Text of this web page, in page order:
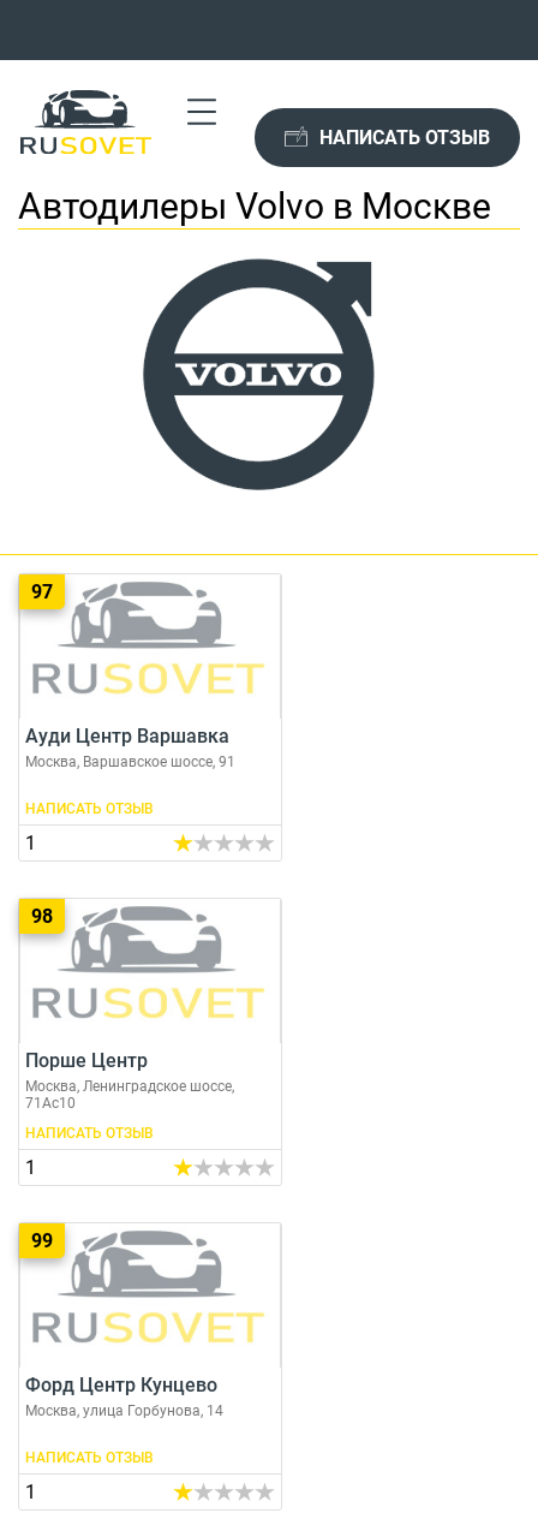
НАПИСАТЬ ОТЗЫВ
Автодилеры Volvo в Москве
97
Ауди Центр Варшавка
Москва, Варшавское шоссе, 91
НАПИСАТЬ ОТЗЫВ
1
98
Порше Центр
Москва, Ленинградское шоссе,
71Ас10
НАПИСАТЬ ОТЗЫВ
1
99
Форд Центр Кунцево
Москва, улица Горбунова, 14
НАПИСАТЬ ОТЗЫВ
1